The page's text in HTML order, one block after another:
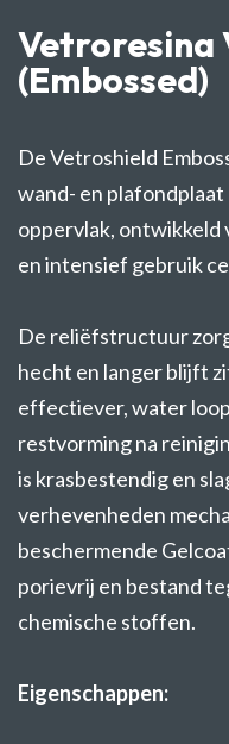
Vetroresina
(Embossed)
De Vetroshield
wand- en
oppervlak, ontwikkeld
en intensief gebruik
De reliëfstructuur
hecht en langer blijft
effectiever, water
restvorming na
is krasbestendig en
verhevenheden
beschermende
porievrij en bestand
chemische stoffen.
Eigenschappen: